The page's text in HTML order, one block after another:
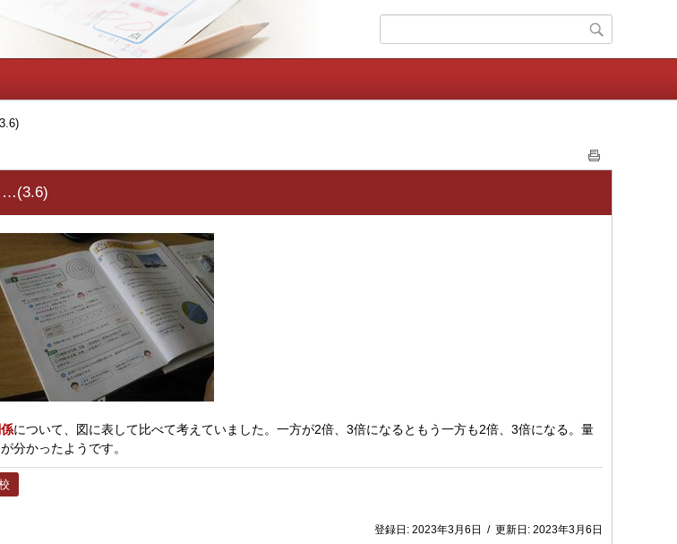
…(3.6)
について、図に表して比べて考えていました。一方が2倍、3倍になるともう一方も2倍、3倍になる。量
分かったようです。
登録日: 2023年3月6日 / 更新日: 2023年3月6日